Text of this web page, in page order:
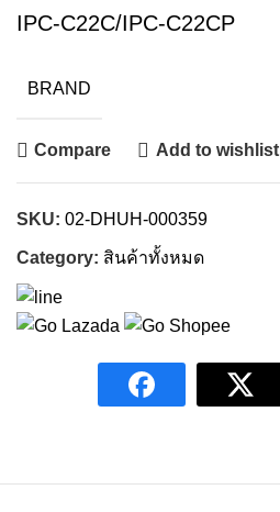
IPC-C22C/IPC-C22CP
BRAND
Compare Add to wishlist
SKU: 02-DHUH-000359
Category: สินค้าทั้งหมด